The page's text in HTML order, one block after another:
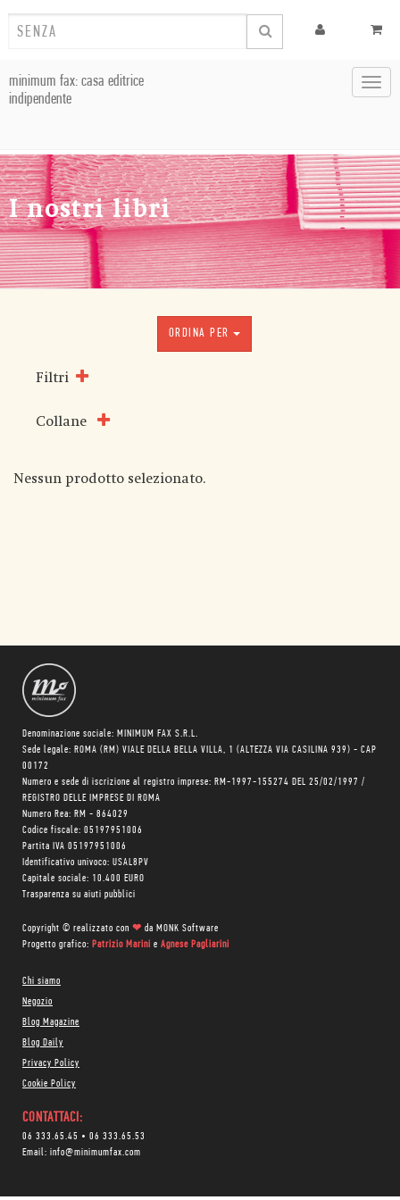
minimum fax: casa editrice
indipendente
I nostri libri
ORDINA PER
Filtri
Collane
Nessun prodotto selezionato.
Denominazione sociale: MINIMUM FAX S.R.L.
Sede legale: ROMA (RM) VIALE DELLA BELLA VILLA, 1 (ALTEZZA VIA CASILINA 939) - CAP
00172
Numero e sede di iscrizione al registro imprese: RM-1997-155274 DEL 25/02/1997 /
REGISTRO DELLE IMPRESE DI ROMA
Numero Rea: RM - 864029
Codice fiscale: 05197951006
Partita IVA 05197951006
Identificativo univoco: USAL8PV
Capitale sociale: 10.400 EURO
Trasparenza su aiuti pubblici
Copyright © realizzato con ❤ da MONK Software
Progetto grafico: Patrizio Marini e Agnese Pagliarini
Chi siamo
Negozio
Blog Magazine
Blog Daily
Privacy Policy
Cookie Policy
CONTATTACI:
06 333.65.45 • 06 333.65.53
Email: info@minimumfax.com